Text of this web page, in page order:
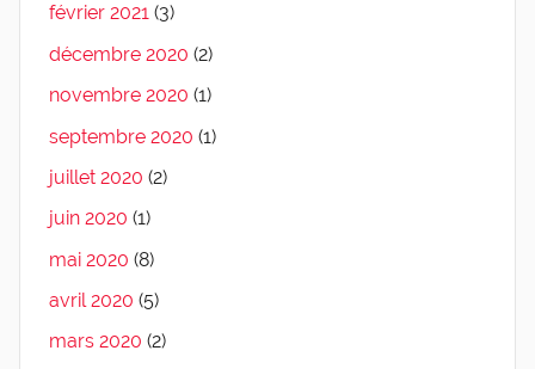
février 2021 (3)
décembre 2020 (2)
novembre 2020 (1)
septembre 2020 (1)
juillet 2020 (2)
juin 2020 (1)
mai 2020 (8)
avril 2020 (5)
mars 2020 (2)